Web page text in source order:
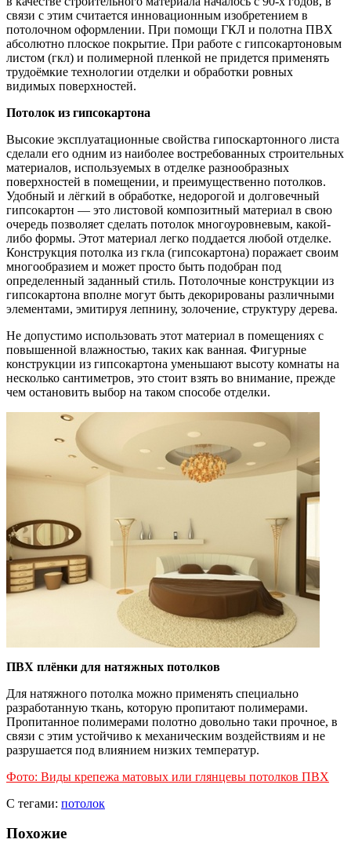
связи с этим считается инновационным изобретением в
потолочном оформлении. При помощи ГКЛ и полотна ПВХ
абсолютно плоское покрытие. При работе с гипсокартоновым
листом (гкл) и полимерной пленкой не придется применять
трудоёмкие технологии отделки и обработки ровных
видимых поверхностей.
Потолок из гипсокартона
Высокие эксплуатационные свойства гипоскартонного листа
сделали его одним из наиболее востребованных строительных
материалов, используемых в отделке разнообразных
поверхностей в помещении, и преимущественно потолков.
Удобный и лёгкий в обработке, недорогой и долговечный
гипсокартон — это листовой композитный материал в свою
очередь позволяет сделать потолок многоуровневым, какой-
либо формы. Этот материал легко поддается любой отделке.
Конструкция потолка из гкла (гипсокартона) поражает своим
многообразием и может просто быть подобран под
определенный заданный стиль. Потолочные конструкции из
гипсокартона вполне могут быть декорированы различными
элементами, эмитируя лепнину, золочение, структуру дерева.
Не допустимо использовать этот материал в помещениях с
повышенной влажностью, таких как ванная. Фигурные
конструкции из гипсокартона уменьшают высоту комнаты на
несколько сантиметров, это стоит взять во внимание, прежде
чем остановить выбор на таком способе отделки.
ПВХ плёнки для натяжных потолков
Для натяжного потолка можно применять специально
разработанную ткань, которую пропитают полимерами.
Пропитанное полимерами полотно довольно таки прочное, в
связи с этим устойчиво к механическим воздействиям и не
разрушается под влиянием низких температур.
Фото: Виды крепежа матовых или глянцевы потолков ПВХ
С тегами: потолок
Похожие